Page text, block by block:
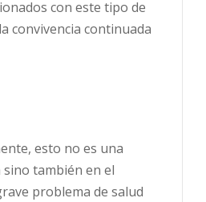
con este tipo de
convivencia continuada
esto no es una
también en el
problema de salud